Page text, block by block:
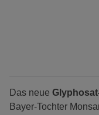
Das neue
Bayer-Tochter